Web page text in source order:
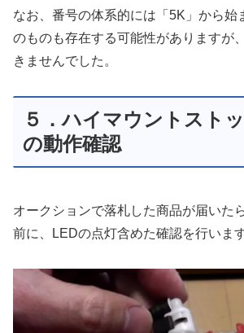
なお、番号の体系的には「5K」から始
のものも存在する可能性がありますが
きませんでした。
５．ハイマウントスト
の動作確認
オークションで落札した商品が届いた
前に、LEDの点灯含めた確認を行います